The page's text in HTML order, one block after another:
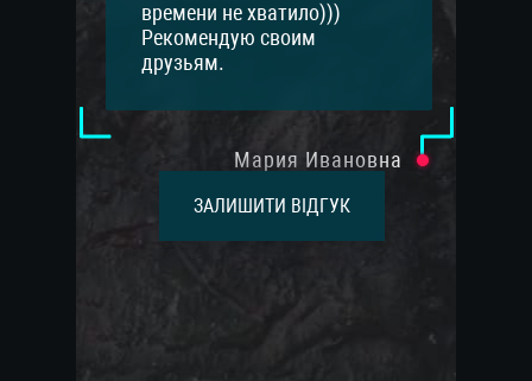
времени не хватило)))
Рекомендую своим
друзьям.
Мария Ивановна
ЗАЛИШИТИ ВІДГУК